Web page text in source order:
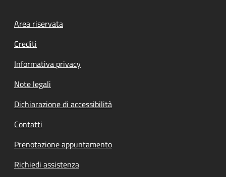
Footer menu
Area riservata
Crediti
Informativa privacy
Note legali
Dichiarazione di accessibilità
Contatti
Prenotazione appuntamento
Richiedi assistenza